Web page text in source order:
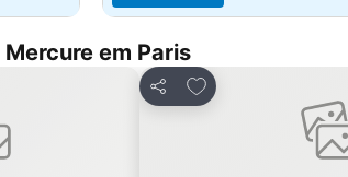
em Paris
Partilhar
Adicionar aos